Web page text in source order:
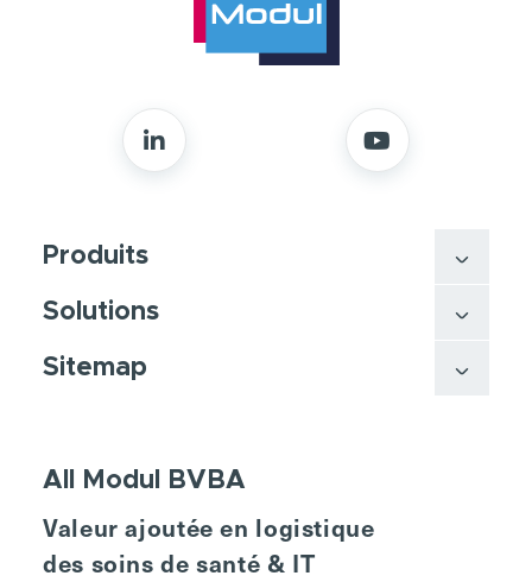
Produits
Solutions
Sitemap
All Modul BVBA
Valeur ajoutée en logistique
des soins de santé & IT